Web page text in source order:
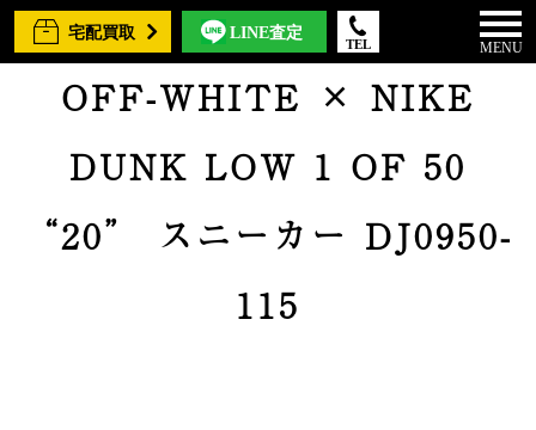
宅配買取 LINE査定
TEL MENU
OFF-WHITE × NIKE
DUNK LOW 1 OF 50
“20” スニーカー DJ0950-
115